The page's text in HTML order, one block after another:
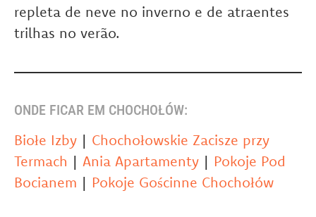
repleta de neve no inverno e de atraentes
trilhas no verão.
ONDE FICAR EM CHOCHOŁÓW:
Biołe Izby | Chochołowskie Zacisze przy
Termach | Ania Apartamenty | Pokoje Pod
Bocianem | Pokoje Gościnne Chochołów